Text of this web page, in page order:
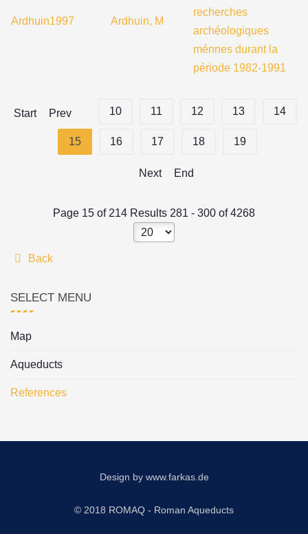
Ardhuin1997 Ardhuin, M
recherches
archéologiques
ménnes durant la
période 1982-1991
Start Prev 10 11 12 13 14
15 16 17 18 19
Next End
Page 15 of 214 Results 281 - 300 of 4268
Back
SELECT MENU
Map
Aqueducts
References
Design by www.farkas.de
© 2018 ROMAQ - Roman Aqueducts